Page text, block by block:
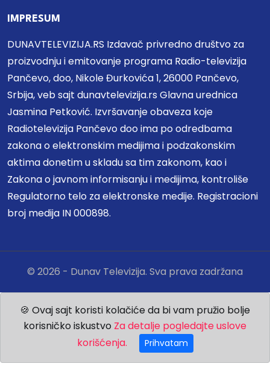
IMPRESUM
DUNAVTELEVIZIJA.RS Izdavač privredno društvo za
proizvodnju i emitovanje programa Radio-televizija
Pančevo, doo, Nikole Đurkovića 1, 26000 Pančevo,
Srbija, veb sajt dunavtelevizija.rs Glavna urednica
Jasmina Petković. Izvršavanje obaveza koje
Radiotelevizija Pančevo doo ima po odredbama
zakona o elektronskim medijima i podzakonskim
aktima donetim u skladu sa tim zakonom, kao i
Zakona o javnom informisanju i medijima, kontroliše
Regulatorno telo za elektronske medije. Registracioni
broj medija IN 000898.
© 2026 - Dunav Televizija. Sva prava zadržana
🍪 Ovaj sajt koristi kolačiće da bi vam pružio bolje
korisničko iskustvo Za detalje pogledajte uslove
korišćenja.
Prihvatam